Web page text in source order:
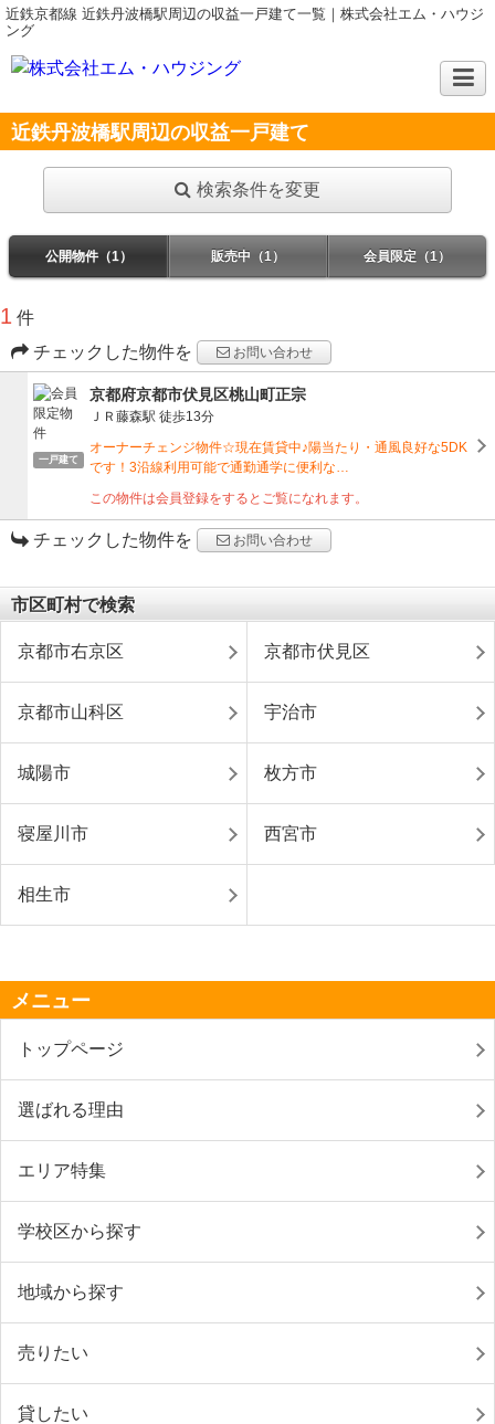
近鉄京都線 近鉄丹波橋駅周辺の収益一戸建て一覧｜株式会社エム・ハウジ
ング
近鉄丹波橋駅周辺の収益一戸建て
検索条件を変更
公開物件（1） 販売中（1） 会員限定（1）
1 件
チェックした物件を
お問い合わせ
一戸建て
京都府京都市伏見区桃山町正宗
ＪＲ藤森駅 徒歩13分
オーナーチェンジ物件☆現在賃貸中♪陽当たり・通風良好な5DK
です！3沿線利用可能で通勤通学に便利な…
この物件は会員登録をするとご覧になれます。
チェックした物件を お問い合わせ
市区町村で検索
京都市右京区 京都市伏見区
京都市山科区 宇治市
城陽市 枚方市
寝屋川市 西宮市
相生市
メニュー
トップページ
選ばれる理由
エリア特集
学校区から探す
地域から探す
売りたい
貸したい